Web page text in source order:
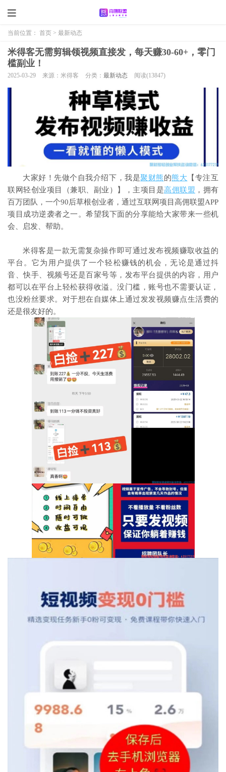
当前位置： 首页 > 最新动态
米得客无需剪辑领视频直接发，每天赚30-60+，零门
槛副业！
2025-03-29 来源：米得客 分类： 最新动态 阅读(13847)
大家好！先做个自我介绍下，我是聚财熊的熊大 【专注互
联网轻创业项目（兼职、副业）】，主项目是高佣联盟 ，拥有
百万团队，一个90后草根创业者，通过互联网项目高佣联盟APP
项目成功逆袭者之一。希望我下面的分享能给大家带来一些机
会、启发、帮助。
米得客是一款无需复杂操作即可通过发布视频赚取收益的
平台。它为用户提供了一个轻松赚钱的机会，无论是通过抖
音、快手、视频号还是百家号等，发布平台提供的内容，用户
都可以在平台上轻松获得收溢。没门槛，账号也不需要认证，
也没粉丝要求。对于想在自媒体上通过发发视频赚点生活费的
还是很友好的。